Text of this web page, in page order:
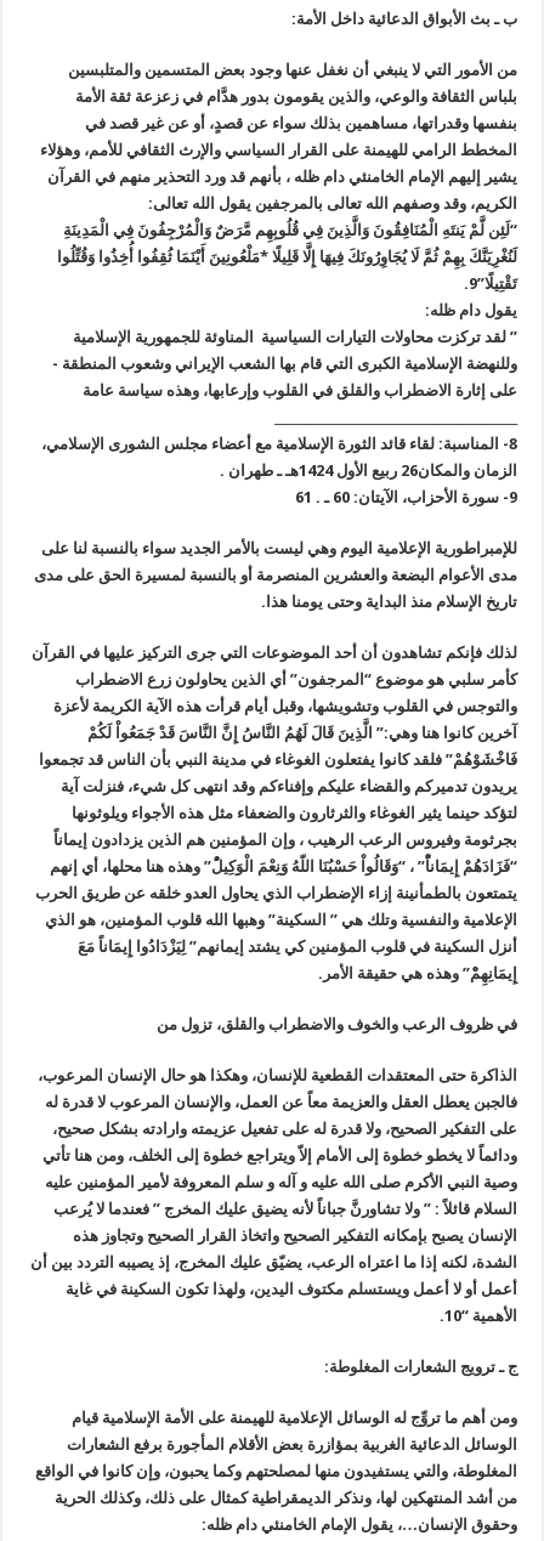
ب ـ بث الأبواق الدعائية داخل الأمة:
من الأمور التي لا ينبغي أن نغفل عنها وجود بعض المتسمين والمتلبسين
بلباس الثقافة والوعي، والذين يقومون بدور هدَّام في زعزعة ثقة الأمة
بنفسها وقدراتها، مساهمين بذلك سواء عن قصدٍ، أو عن غير قصد في
المخطط الرامي للهيمنة على القرار السياسي والإرث الثقافي للأمم، وهؤلاء
يشير إليهم الإمام الخامنئي دام ظله ، بأنهم قد ورد التحذير منهم في القرآن
الكريم، وقد وصفهم الله تعالى بالمرجفين يقول الله تعالى:
“لَئِن لَّمْ يَنتَهِ الْمُنَافِقُونَ وَالَّذِينَ فِي قُلُوبِهِم مَّرَضٌ وَالْمُرْجِفُونَ فِي الْمَدِينَةِ
لَنُغْرِيَنَّكَ بِهِمْ ثُمَّ لَا يُجَاوِرُونَكَ فِيهَا إِلَّا قَلِيلًا *مَلْعُونِينَ أَيْنَمَا ثُقِفُوا أُخِذُوا وَقُتِّلُوا
تَقْتِيلًا”9.
يقول دام ظله:
” لقد تركزت محاولات التيارات السياسية ­ المناوئة للجمهورية الإسلامية
وللنهضة الإسلامية الكبرى التي قام بها الشعب الإيراني وشعوب المنطقة ­
على إثارة الاضطراب والقلق في القلوب وإرعابها، وهذه سياسة عامة
8- المناسبة: لقاء قائد الثورة الإسلامية مع أعضاء مجلس الشورى الإسلامي،
الزمان والمكان26 ربيع الأول 1424هـ ـ طهران .
9- سورة الأحزاب، الآيتان: 60 ـ . 61
للإمبراطورية الإعلامية اليوم وهي ليست بالأمر الجديد سواء بالنسبة لنا على
مدى الأعوام البضعة والعشرين المنصرمة أو بالنسبة لمسيرة الحق على مدى
تاريخ الإسلام منذ البداية وحتى يومنا هذا.
لذلك فإنكم تشاهدون أن أحد الموضوعات التي جرى التركيز عليها في القرآن
كأمر سلبي هو موضوع “المرجفون” أي الذين يحاولون زرع الاضطراب
والتوجس في القلوب وتشويشها، وقبل أيام قرأت هذه الآية الكريمة لأعزة
آخرين كانوا هنا وهي:” الَّذِينَ قَالَ لَهُمُ النَّاسُ إِنَّ النَّاسَ قَدْ جَمَعُواْ لَكُمْ
فَاخْشَوْهُمْ” فلقد كانوا يفتعلون الغوغاء في مدينة النبي بأن الناس قد تجمعوا
يريدون تدميركم والقضاء عليكم وإفناءكم وقد انتهى كل شيء، فنزلت آية
لتؤكد حينما يثير الغوغاء والثرثارون والضعفاء مثل هذه الأجواء ويلوثونها
بجرثومة وفيروس الرعب الرهيب ، وإن المؤمنين هم الذين يزدادون إيماناً
“فَزَادَهُمْ إِيمَاناًْ” ، “وَقَالُواْ حَسْبُنَا اللّهُ وَنِعْمَ الْوَكِيلُْ” وهذه هنا محلها، أي إنهم
يتمتعون بالطمأنينة إزاء الإضطراب الذي يحاول العدو خلقه عن طريق الحرب
الإعلامية والنفسية وتلك هي ” السكينة” وهبها الله قلوب المؤمنين، هو الذي
أنزل السكينة في قلوب المؤمنين كي يشتد إيمانهم” لِيَزْدَادُوا إِيمَاناً مَعَ
إِيمَانِهِمْْ” وهذه هي حقيقة الأمر.
في ظروف الرعب والخوف والاضطراب والقلق، تزول من
الذاكرة حتى المعتقدات القطعية للإنسان، وهكذا هو حال الإنسان المرعوب،
فالجبن يعطل العقل والعزيمة معاً عن العمل، والإنسان المرعوب لا قدرة له
على التفكير الصحيح، ولا قدرة له على تفعيل عزيمته وارادته بشكل صحيح،
ودائماً لا يخطو خطوة إلى الأمام إلاّ ويتراجع خطوة إلى الخلف، ومن هنا تأتي
وصية النبي الأكرم صلى الله عليه و آله و سلم المعروفة لأمير المؤمنين عليه
السلام قائلاً : ” ولا تشاورنَّ جباناً لأنه يضيق عليك المخرج ” فعندما لا يُرعب
الإنسان يصبح بإمكانه التفكير الصحيح واتخاذ القرار الصحيح وتجاوز هذه
الشدة، لكنه إذا ما اعتراه الرعب، يضيّق عليك المخرج، إذ يصيبه التردد بين أن
أعمل أو لا أعمل ويستسلم مكتوف اليدين، ولهذا تكون السكينة في غاية
الأهمية “10.
ج ـ ترويج الشعارات المغلوطة:
ومن أهم ما تروِّج له الوسائل الإعلامية للهيمنة على الأمة الإسلامية قيام
الوسائل الدعائية الغربية بمؤازرة بعض الأقلام المأجورة برفع الشعارات
المغلوطة، والتي يستفيدون منها لمصلحتهم وكما يحبون، وإن كانوا في الواقع
من أشد المنتهكين لها، ونذكر الديمقراطية كمثال على ذلك، وكذلك الحرية
وحقوق الإنسان…، يقول الإمام الخامنئي دام ظله: